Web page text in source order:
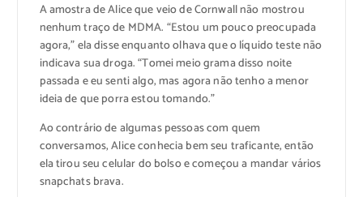
A amostra de Alice que veio de Cornwall não mostrou
nenhum traço de MDMA. “Estou um pouco preocupada
agora,” ela disse enquanto olhava que o líquido teste não
indicava sua droga. “Tomei meio grama disso noite
passada e eu senti algo, mas agora não tenho a menor
ideia de que porra estou tomando.”
Ao contrário de algumas pessoas com quem
conversamos, Alice conhecia bem seu traficante, então
ela tirou seu celular do bolso e começou a mandar vários
snapchats brava.